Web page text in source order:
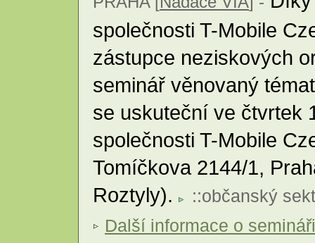
společnosti T-Mobile
zástupce neziskových
seminář věnovaný
se uskuteční ve čtvrtek
společnosti T-Mobile
Tomíčkova 2144/1,
Roztyly).
::občanský
Další informace o semináři